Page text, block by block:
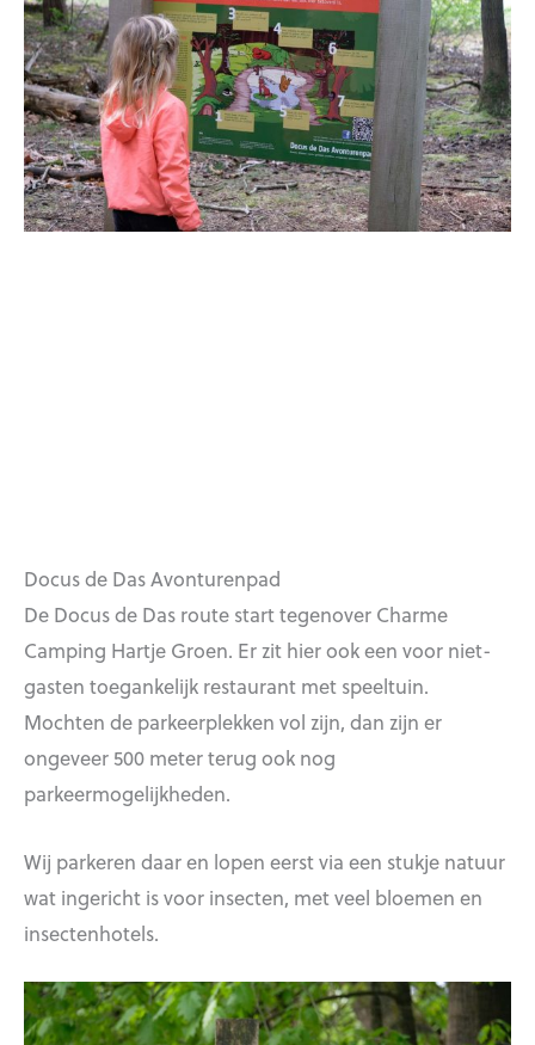
Docus de Das Avonturenpad
De Docus de Das route start tegenover Charme
Camping Hartje Groen. Er zit hier ook een voor niet-
gasten toegankelijk restaurant met speeltuin.
Mochten de parkeerplekken vol zijn, dan zijn er
ongeveer 500 meter terug ook nog
parkeermogelijkheden.
Wij parkeren daar en lopen eerst via een stukje natuur
wat ingericht is voor insecten, met veel bloemen en
insectenhotels.